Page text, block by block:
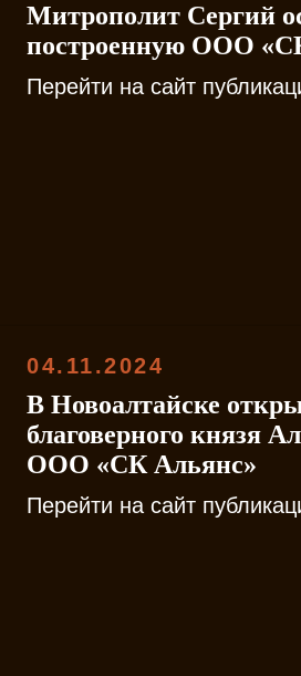
Митрополит Сергий
построенную ООО
Перейти на сайт
04.11.2024
В Новоалтайске
благоверного князя
ООО «СК Альянс»
Перейти на сайт